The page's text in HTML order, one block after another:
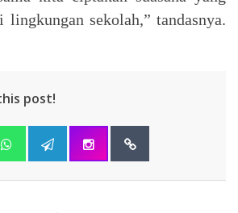
lingkungan sekolah,” tandasnya.
post!